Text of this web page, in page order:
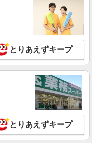
S-T2）
り/日払いOK
円 ※経験・能力による
交通費：既定支給
区
詳細を見る
184000円以上（残業・休
とりあえずキープ
とりあえずキープ